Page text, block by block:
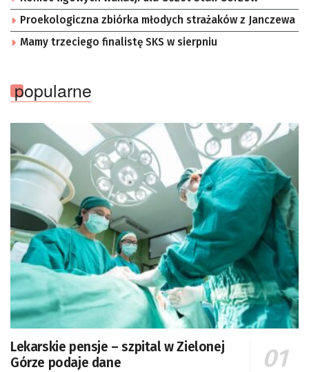
Proekologiczna zbiórka młodych strażaków z Janczewa
Mamy trzeciego finalistę SKS w sierpniu
popularne
Lekarskie pensje – szpital w Zielonej
Górze podaje dane